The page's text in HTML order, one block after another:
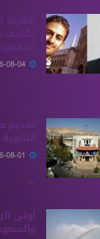
تكشف
...
أولى